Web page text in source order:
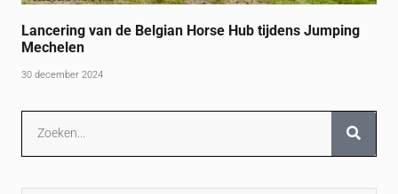
Lancering van de Belgian Horse Hub tijdens Jumping
Mechelen
30 december 2024